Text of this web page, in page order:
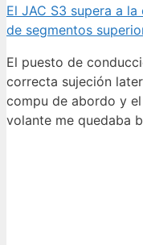
El JAC S3 supera a
de segmentos
El puesto de
correcta sujeción
compu de abordo y
volante me quedaba